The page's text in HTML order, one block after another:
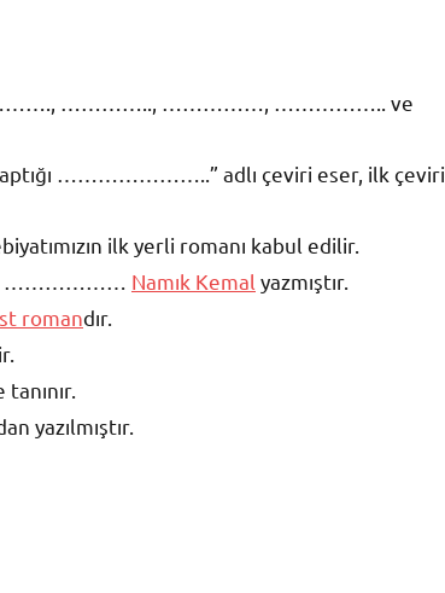
……………., ………….., ……………, …………….. ve
…………………..” adlı çeviri eser, ilk çeviri
ilk yerli romanı kabul edilir.
……………… Namık Kemal yazmıştır.
romandır.
yazılmıştır.